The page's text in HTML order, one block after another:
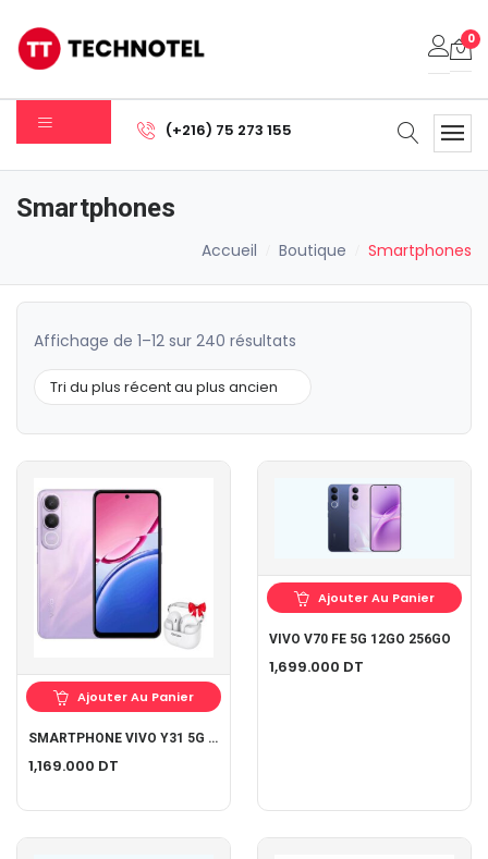
0
Votre panier est vide.
Sous-total: 0.000DT
(+216) 75 273 155
Smartphones
Accueil Boutique Smartphones
Affichage de 1–12 sur 240 résultats
plus
récent
au
Ajouter Au Panier
SMARTPHONE VIVO Y31 5G 16GO 256GO
1,169.000 DT
Ajouter Au Panier
VIVO V70 FE 5G 12GO 256GO
1,699.000 DT